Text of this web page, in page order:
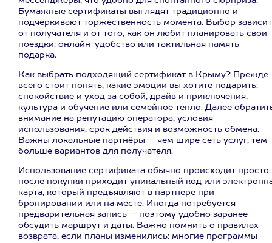
Бумажные сертификаты выглядят традиционно и
подчеркивают торжественность момента. Выбор зависит
от получателя и от того, как он любит планировать свои
поездки: онлайн-удобство или тактильная память
подарка.
Как выбрать подходящий сертификат в Крыму? Прежде
всего стоит понять, какие эмоции вы хотите подарить:
спокойствие и уход за собой, драйв и приключения,
культура и обучение или семейное тепло. Далее
внимание на репутацию оператора, условия
использования, срок действия и возможность обмена.
Важны локальные партнёры — чем шире сеть услуг, тем
больше вариантов для получателя.
Использование сертификата обычно происходит просто:
после покупки приходит уникальный код или
карта, который предъявляют в партнере при
бронировании или на месте. Иногда потребуется
предварительная запись — поэтому удобно заранее
обсудить маршрут и даты. Важно помнить о правилах
возврата, если планы изменились: многие программы